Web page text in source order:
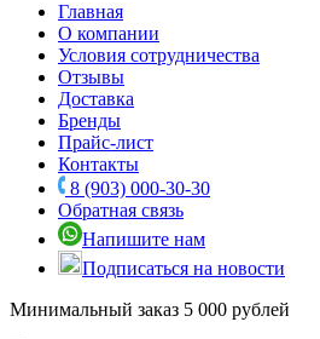
Главная
О компании
Условия сотрудничества
Отзывы
Доставка
Бренды
Прайс-лист
Контакты
8 (903) 000-30-30
Обратная связь
Напишите нам
Подписаться на новости
Минимальный заказ 5 000 рублей